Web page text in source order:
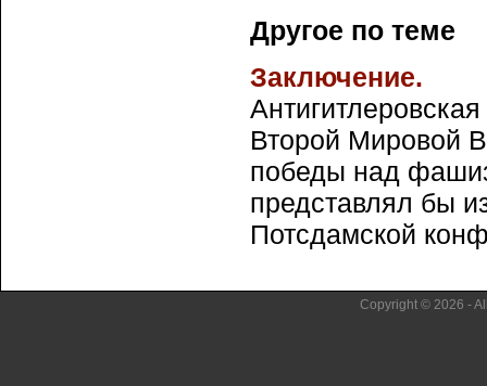
Другое по теме
Заключение.
Второй Мировой
победы над
представлял бы
Потсдамской
Copyright © 2026 -